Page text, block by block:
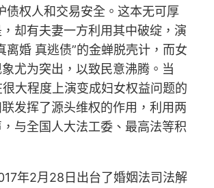
债权人和交易安全。这本无可厚
却有夫妻一方利用其中破绽，演
离婚 真逃债”的金蝉脱壳计，而女
尤为突出，以致民意沸腾。当
很大程度上演变成妇女权益问题的
发挥了源头维权的作用，利用两
与全国人大法工委、最高法等积
年2月28日出台了婚姻法司法解